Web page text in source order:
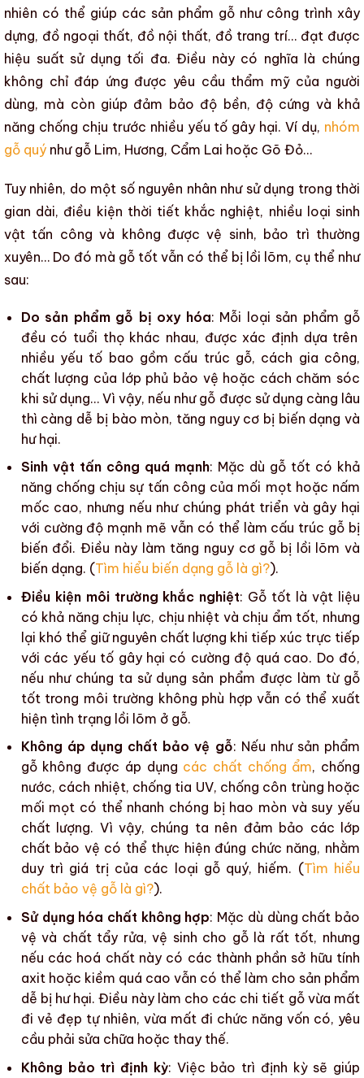
nhiên có thể giúp các sản phẩm gỗ như công trình xây
dựng, đồ ngoại thất, đồ nội thất, đồ trang trí… đạt được
hiệu suất sử dụng tối đa. Điều này có nghĩa là chúng
không chỉ đáp ứng được yêu cầu thẩm mỹcủa người
dùng, mà còn giúp đảm bảo độ bền, độ cứng và khả
năng chống chịu trước nhiều yếu tố gây hại. Ví dụ, nhóm
gỗ quý như gỗ Lim, Hương, Cẩm Lai hoặc Gõ Đỏ…
Tuy nhiên, do một số nguyên nhân như sử dụng trong thời
gian dài, điều kiện thời tiết khắc nghiệt, nhiều loại sinh
vật tấn công và không được vệ sinh, bảo trì thường
xuyên… Do đó mà gỗ tốt vẫn có thể bị lồi lõm, cụ thể như
sau:
Do sản phẩm gỗ bị oxy hóa: Mỗi loại sản phẩm gỗ
đều có tuổi thọkhác nhau, được xác định dựa trên
nhiều yếu tố bao gồm cấu trúc gỗ, cách gia công,
chất lượng của lớp phủ bảo vệ hoặc cách chăm sóc
khi sử dụng… Vì vậy, nếu như gỗ được sử dụng càng lâu
thì càng dễ bị bào mòn, tăng nguy cơ bị biến dạng và
hư hại.
Sinh vật tấn công quá mạnh: Mặc dù gỗ tốt có khả
năng chống chịu sự tấn công của mối mọthoặc nấm
mốc cao, nhưng nếu như chúng phát triển và gây hại
với cường độ mạnh mẽ vẫn có thể làm cấu trúc gỗ bị
biến đổi. Điều này làm tăng nguy cơ gỗ bị lồi lõm và
biến dạng. (Tìm hiểu biến dạng gỗ là gì?).
Điều kiện môi trường khắc nghiệt: Gỗ tốt là vật liệu
có khả năng chịu lực, chịu nhiệt và chịu ẩm tốt, nhưng
lại khó thể giữ nguyên chất lượng khi tiếp xúc trực tiếp
với các yếu tố gây hại có cường độ quá cao. Do đó,
nếu như chúng ta sử dụng sản phẩm được làm từ gỗ
tốt trong môi trường không phù hợp vẫn có thể xuất
hiện tình trạng lồi lõm ở gỗ.
Không áp dụng chất bảo vệ gỗ: Nếu như sản phẩm
gỗkhông được áp dụng các chất chống ẩm, chống
nước, cách nhiệt, chống tia UV, chống côn trùng hoặc
mối mọt có thể nhanh chóng bị hao mòn và suy yếu
chất lượng. Vì vậy, chúng ta nên đảm bảo các lớp
chất bảo vệ có thể thực hiện đúng chức năng, nhằm
duy trì giá trị của các loại gỗ quý, hiếm. (Tìm hiểu
chất bảo vệ gỗ là gì?).
Sử dụng hóa chất không hợp: Mặc dù dùng chất bảo
vệ và chất tẩy rửa, vệ sinh cho gỗ là rất tốt, nhưng
nếu các hoá chất này có các thành phần sở hữu tính
axit hoặc kiềm quá cao vẫn có thể làm cho sản phẩm
dễ bị hư hại. Điều này làm cho các chi tiết gỗvừa mất
đi vẻ đẹp tự nhiên, vừa mất đi chức năng vốn có, yêu
cầu phải sửa chữa hoặc thay thế.
Không bảo trì định kỳ: Việc bảo trì định kỳ sẽ giúp